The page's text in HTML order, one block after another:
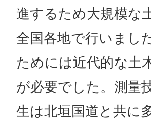
進するため大規模な
全国各地で行いまし
ためには近代的な土
が必要でした。測量
生は北垣国道と共に